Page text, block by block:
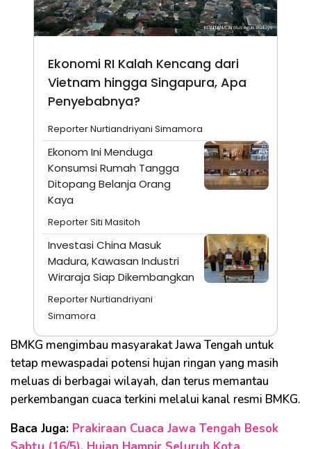
Ekonomi RI Kalah Kencang dari
Vietnam hingga Singapura, Apa
Penyebabnya?
Reporter Nurtiandriyani Simamora
Ekonom Ini Menduga
Konsumsi Rumah Tangga
Ditopang Belanja Orang
Kaya
Reporter Siti Masitoh
Investasi China Masuk
Madura, Kawasan Industri
Wiraraja Siap Dikembangkan
Reporter Nurtiandriyani
Simamora
BMKG mengimbau masyarakat Jawa Tengah untuk
tetap mewaspadai potensi hujan ringan yang masih
meluas di berbagai wilayah, dan terus memantau
perkembangan cuaca terkini melalui kanal resmi BMKG.
Baca Juga: Prakiraan Cuaca Jawa Tengah Besok